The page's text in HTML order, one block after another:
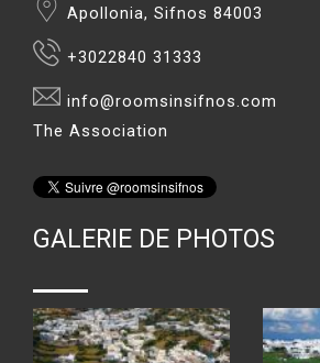
Apollonia, Sifnos 84003
+3022840 31333
info@roomsinsifnos.com
The Association
GALERIE DE PHOTOS